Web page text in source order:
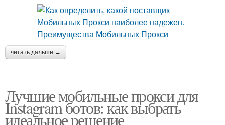
читать дальше →
Лучшие мобильные прокси для
Instagram ботов: как выбрать
идеальное решение